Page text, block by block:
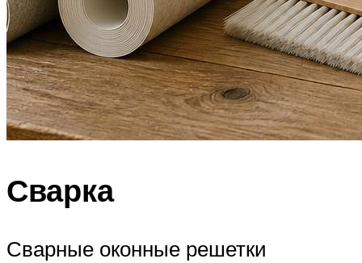
Сварка
Сварные оконные решетки